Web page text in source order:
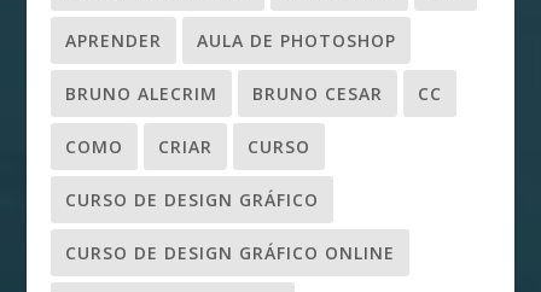
APRENDER AULA DE PHOTOSHOP
BRUNO ALECRIM BRUNO CESAR CC
COMO CRIAR CURSO
CURSO DE DESIGN GRÁFICO
CURSO DE DESIGN GRÁFICO ONLINE